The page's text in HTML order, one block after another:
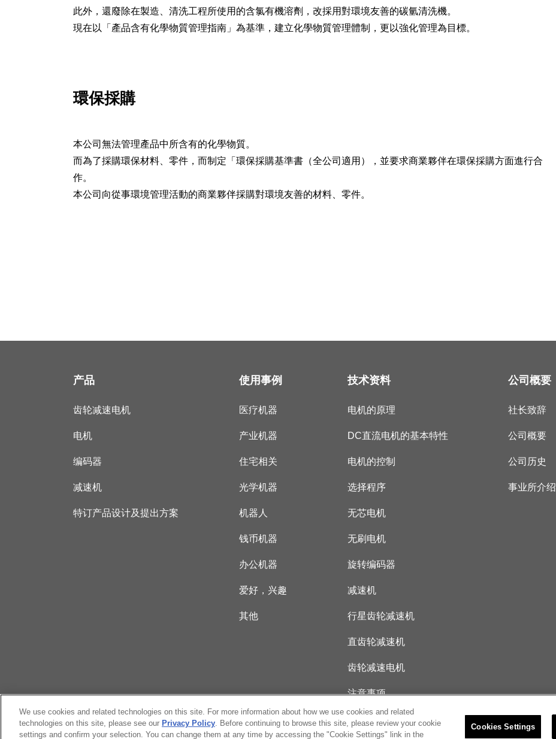
此外，還廢除在製造、清洗工程所使用的含氯有機溶劑，改採用對環境友善的碳氫清洗機。
現在以「產品含有化學物質管理指南」為基準，建立化學物質管理體制，更以強化管理為目標。
環保採購
本公司無法管理產品中所含有的化學物質。
而為了採購環保材料、零件，而制定「環保採購基準書（全公司適用），並要求商業夥伴在環保採購方面進行合
作。
本公司向從事環境管理活動的商業夥伴採購對環境友善的材料、零件。
产品
齿轮减速电机
电机
编码器
减速机
特订产品设计及提出方案
使用事例
医疗机器
产业机器
住宅相关
光学机器
机器人
钱币机器
办公机器
爱好，兴趣
其他
技术资料
电机的原理
DC直流电机的基本特性
电机的控制
选择程序
无芯电机
无刷电机
旋转编码器
减速机
行星齿轮减速机
直齿轮减速机
齿轮减速电机
注意事项
公司概要
社长致辞
公司概要
公司历史
事业所介绍
We use cookies and related technologies on this site. For more information about how we use cookies and related
technologies on this site, please see our Privacy Policy. Before continuing to browse this site, please review your cookie
settings and confirm your selection. You can change them at any time by accessing the "Cookie Settings" link in the
Cookies Settings